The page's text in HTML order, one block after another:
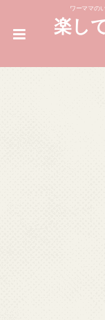
ワーママの
楽し